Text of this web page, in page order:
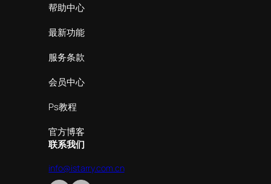
帮助中心
最新功能
服务条款
会员中心
Ps教程
官方博客
联系我们
info@istarry.com.cn